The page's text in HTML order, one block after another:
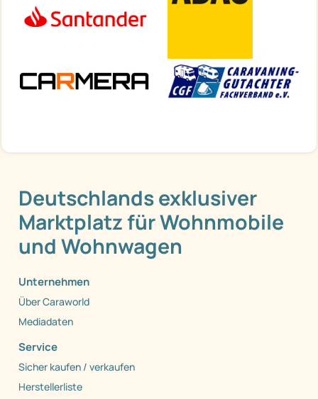
Deutschlands exklusiver
Marktplatz für Wohnmobile
und Wohnwagen
Unternehmen
Über Caraworld
Mediadaten
Service
Sicher kaufen / verkaufen
Herstellerliste